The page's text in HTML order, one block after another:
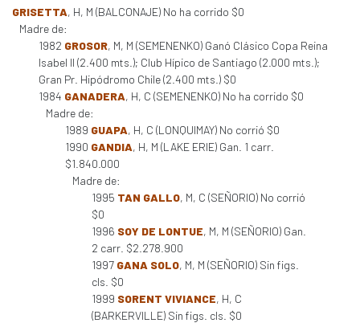
GRISETTA, H, M (BALCONAJE) No ha corrido $0
Madre de:
1982 GROSOR, M, M (SEMENENKO) Ganó Clásico Copa Reina
Isabel II (2.400 mts.); Club Hípico de Santiago (2.000 mts.);
Gran Pr. Hipódromo Chile (2.400 mts.) $0
1984 GANADERA, H, C (SEMENENKO) No ha corrido $0
Madre de:
1989 GUAPA, H, C (LONQUIMAY) No corrió $0
1990 GANDIA, H, M (LAKE ERIE) Gan. 1 carr.
$1.840.000
Madre de:
1995 TAN GALLO, M, C (SEÑORIO) No corrió
$0
1996 SOY DE LONTUE, M, M (SEÑORIO) Gan.
2 carr. $2.278.900
1997 GANA SOLO, M, M (SEÑORIO) Sin figs.
cls. $0
1999 SORENT VIVIANCE, H, C
(BARKERVILLE) Sin figs. cls. $0